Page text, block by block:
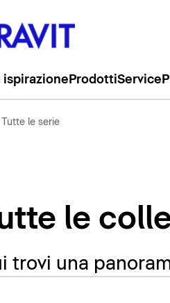
ispirazione ProdottiService
Tutte le serie
le
trovi una